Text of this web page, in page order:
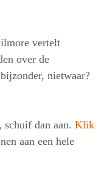
vertelt
over de
nietwaar?
dan aan. Klik
aan een hele